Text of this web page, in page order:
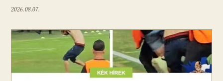
2026.08.07.